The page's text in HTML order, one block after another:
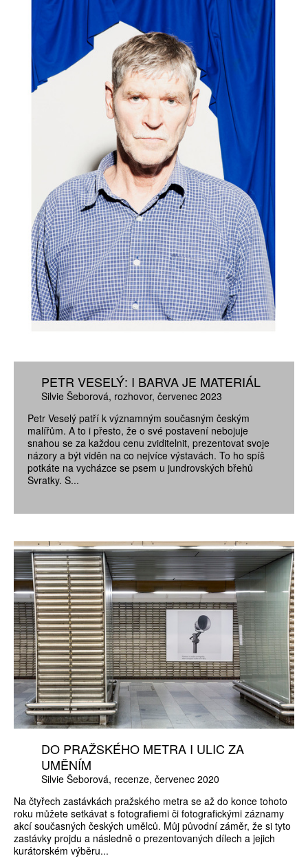
PETR VESELÝ: I BARVA JE MATERIÁL
Silvie Šeborová rozhovor červenec 2023
Petr Veselý patří k významným současným českým
malířům. A to i přesto, že o své postavení nebojuje
snahou se za každou cenu zviditelnit, prezentovat svoje
názory a být viděn na co nejvíce výstavách. To ho spíš
potkáte na vycházce se psem u jundrovských břehů
Svratky. S...
DO PRAŽSKÉHO METRA I ULIC ZA
UMĚNÍM
Silvie Šeborová recenze červenec 2020
Na čtyřech zastávkách pražského metra se až do konce tohoto
roku můžete setkávat s fotografiemi či fotografickými záznamy
akcí současných českých umělců. Můj původní záměr, že si tyto
zastávky projdu a následně o prezentovaných dílech a jejich
kurátorském výběru...